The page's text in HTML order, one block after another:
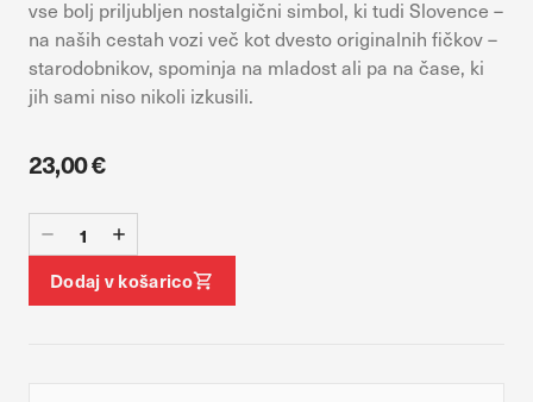
vse bolj priljubljen nostalgični simbol, ki tudi Slovence –
na naših cestah vozi več kot dvesto originalnih fičkov –
starodobnikov, spominja na mladost ali pa na čase, ki
jih sami niso nikoli izkusili.
23,00 €
Dodaj v košarico
vaših interesov, ki ga nato uporabijo za prikazovanje ustreznih
oglasov na drugih spletnih mestih. Pri delu uporabljajo
edinstveno prepoznavanje vašega brskalnika in naprave. Če
zavrnete uporabo teh piškotkov, ne boste deležni našega
ciljnega spletnega oglaševanja.